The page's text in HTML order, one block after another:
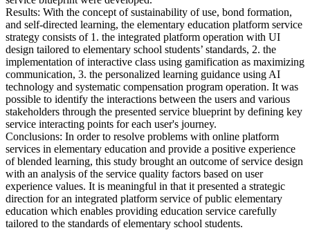
Results: With the concept of sustainability of use, bond formation,
and self-directed learning, the elementary education platform service
strategy consists of 1. the integrated platform operation with UI
design tailored to elementary school students’ standards, 2. the
implementation of interactive class using gamification as maximizing
communication, 3. the personalized learning guidance using AI
technology and systematic compensation program operation. It was
possible to identify the interactions between the users and various
stakeholders through the presented service blueprint by defining key
service interacting points for each user's journey.
Conclusions: In order to resolve problems with online platform
services in elementary education and provide a positive experience
of blended learning, this study brought an outcome of service design
with an analysis of the service quality factors based on user
experience values. It is meaningful in that it presented a strategic
direction for an integrated platform service of public elementary
education which enables providing education service carefully
tailored to the standards of elementary school students.